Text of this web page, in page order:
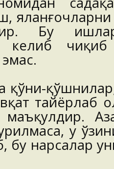
Бу
келиб
қўни-
тайёрлаб
у
бу нарсалар